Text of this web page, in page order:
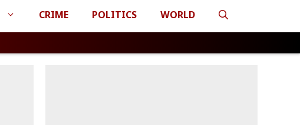
CRIME POLITICS WORLD